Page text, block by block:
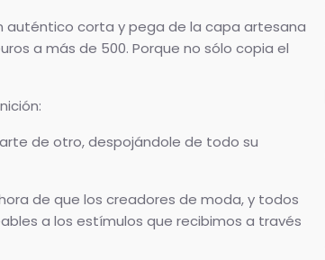
auténtico corta y pega de la capa artesana
a más de 500. Porque no sólo copia el
de otro, despojándole de todo su
de que los creadores de moda, y todos
a los estímulos que recibimos a través